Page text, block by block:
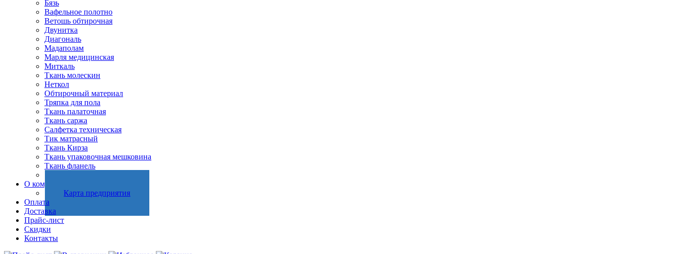
Бязь
Вафельное полотно
Ветошь обтирочная
Двунитка
Диагональ
Мадаполам
Марля медицинская
Миткаль
Ткань молескин
Неткол
Обтирочный материал
Тряпка для пола
Ткань палаточная
Ткань саржа
Салфетка техническая
Тик матрасный
Ткань Кирза
Ткань упаковочная мешковина
Ткань фланель
О компании
Карта предприятия
Оплата
Доставка
Прайс-лист
Скидки
Контакты